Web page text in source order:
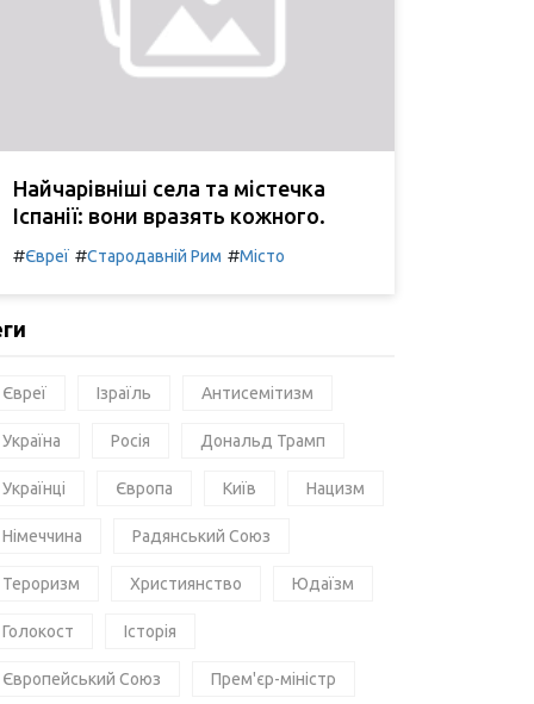
Найчарівніші села та містечка
Іспанії: вони вразять кожного.
#Євреї #Стародавній Рим #Місто
Євреї Ізраїль Антисемітизм
Україна Росія Дональд Трамп
Українці Європа Київ Нацизм
Німеччина Радянський Союз
Тероризм Християнство Юдаїзм
Голокост Історія
Європейський Союз Прем'єр-міністр